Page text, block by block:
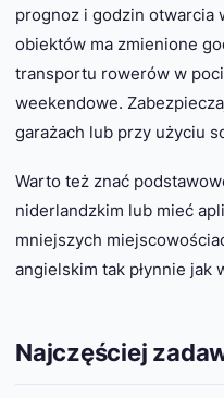
prognoz i godzin otwarcia
obiektów ma zmienione
transportu rowerów w
weekendowe.
garażach lub przy użyciu
Warto też znać
niderlandzkim lub mieć
mniejszych
angielskim tak płynnie jak
Najczęściej